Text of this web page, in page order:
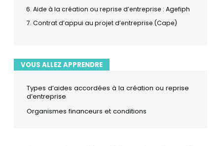
Aide à la création ou reprise d’entreprise : Agefiph
Contrat d’appui au projet d’entreprise (Cape)
VOUS ALLEZ APPRENDRE
Types d’aides accordées à la création ou reprise
d’entreprise
Organismes financeurs et conditions